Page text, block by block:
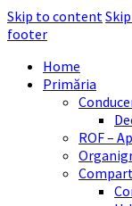
Skip to content
footer
Home
Primăria
ROF –